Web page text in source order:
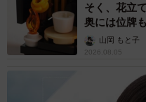
そく、花立
奥には位牌
う」山岡 もと子
2026.08.05